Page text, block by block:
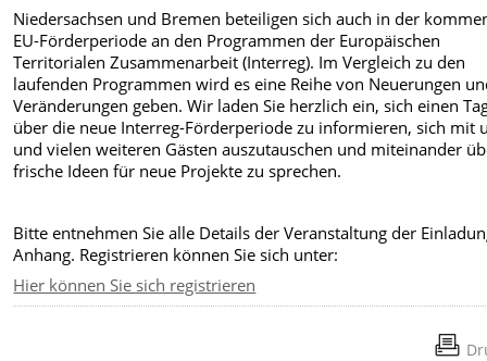
Niedersachsen und Bremen beteiligen sich auch in der
EU-Förderperiode an den Programmen der Europäischen
Territorialen Zusammenarbeit (Interreg). Im Vergleich zu den
laufenden Programmen wird es eine Reihe von Neuerungen
Veränderungen geben. Wir laden Sie herzlich ein, sich einen
über die neue Interreg-Förderperiode zu informieren, sich mit
und vielen weiteren Gästen auszutauschen und miteinander
frische Ideen für neue Projekte zu sprechen.
Bitte entnehmen Sie alle Details der Veranstaltung der
Anhang. Registrieren können Sie sich unter:
Hier können Sie sich registrieren